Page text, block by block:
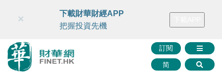
財華智庫網 FINTV FINMETA 財華證券 媒體矩陣
訂閱
简
×
下載財華財經APP
把握投資先機